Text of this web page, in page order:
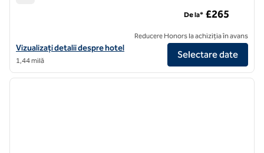
Vizualizați detaliile hotelului pentru Flemings Mayfair, un hotel SLH
Vizualizați detalii despre hotel
1,44 milă
De la* £265
Reducere Honors la achiziția în avans
Selectare date
1/12
1 din 12